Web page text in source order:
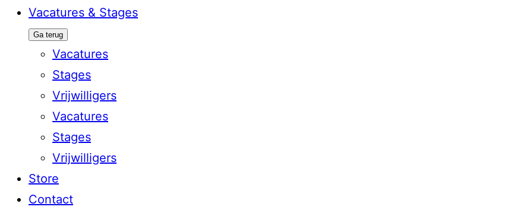
Vacatures & Stages
Ga terug
Vacatures
Stages
Vrijwilligers
Vacatures
Stages
Vrijwilligers
Store
Contact